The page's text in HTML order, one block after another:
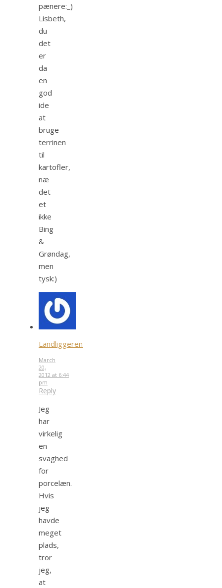
pænere:_)
Lisbeth,
du
det
er
da
en
god
ide
at
bruge
terrinen
til
kartofler,
næ
det
et
ikke
Bing
&
Grøndag,
men
tysk:)
Landliggeren
March
20,
2012 at 6:44
pm
Reply
Jeg
har
virkelig
en
svaghed
for
porcelæn.
Hvis
jeg
havde
meget
plads,
tror
jeg,
at